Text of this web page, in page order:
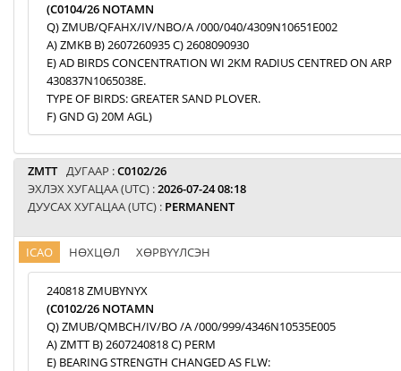
(C0104/26 NOTAMN
Q) ZMUB/QFAHX/IV/NBO/A /000/040/4309N10651E002
A) ZMKB B) 2607260935 C) 2608090930
E) AD BIRDS CONCENTRATION WI 2KM RADIUS CENTRED ON ARP
430837N1065038E.
TYPE OF BIRDS: GREATER SAND PLOVER.
F) GND G) 20M AGL)
ZMTT ДУГААР :C0102/26
ЭХЛЭХ ХУГАЦАА (UTC) :2026-07-24 08:18
ДУУСАХ ХУГАЦАА (UTC) : PERMANENT
ICAO НӨХЦӨЛ ХӨРВҮҮЛСЭН
240818 ZMUBYNYX
(C0102/26 NOTAMN
Q) ZMUB/QMBCH/IV/BO /A /000/999/4346N10535E005
A) ZMTT B) 2607240818 C) PERM
E) BEARING STRENGTH CHANGED AS FLW: